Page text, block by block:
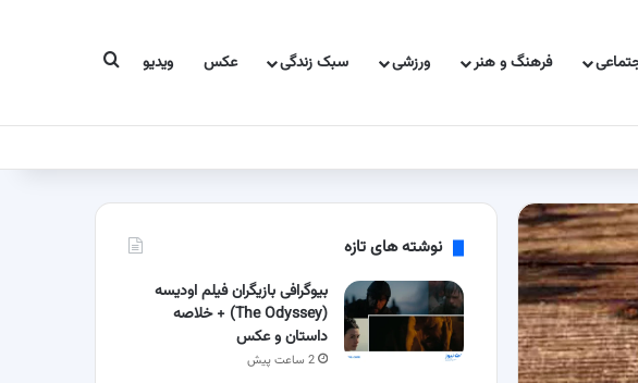
فرهنگ و هنر ورزشی سبک زندگی عکس ویدیو جستجو برای
نوشته های تازه
بیوگرافی بازیگران فیلم اودیسه
(The Odyssey) + خلاصه
داستان و عکس
2 ساعت پیش